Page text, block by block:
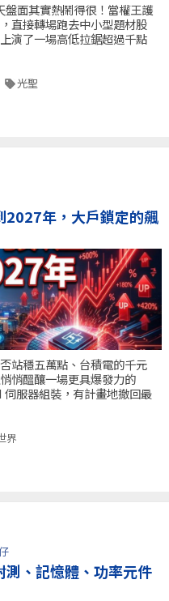
面其實熱鬧得很！當權王護
直接轉場跑去中小型題材股
演了一場高低拉鋸超過千點
光聖
2027年，大戶鎖定的飆
站穩五萬點、台積電的千元
悄醞釀一場更具爆發力的
伺服器組裝，有計畫地撤回最
界
、記憶體、功率元件